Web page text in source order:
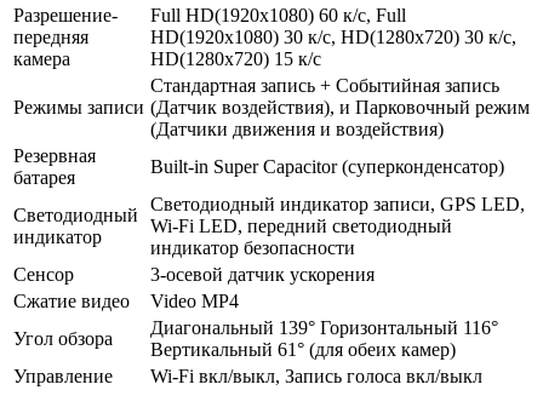
Разрешение-
передняя
камера
Full HD(1920x1080) 60 к/с, Full
HD(1920x1080) 30 к/с, HD(1280x720) 30 к/с,
HD(1280x720) 15 к/с
Режимы записи
Стандартная запись + Событийная запись
(Датчик воздействия), и Парковочный режим
(Датчики движения и воздействия)
Резервная
батарея
Built-in Super Capacitor (суперконденсатор)
Светодиодный
индикатор
Светодиодный индикатор записи, GPS LED,
Wi-Fi LED, передний светодиодный
индикатор безопасности
Сенсор
3-осевой датчик ускорения
Сжатие видео
Video MP4
Угол обзора
Диагональный 139° Горизонтальный 116°
Вертикальный 61° (для обеих камер)
Управление
Wi-Fi вкл/выкл, Запись голоса вкл/выкл